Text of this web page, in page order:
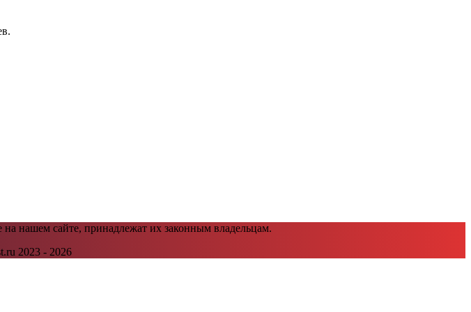
нашем сайте, принадлежат их законным владельцам.
2023 - 2026